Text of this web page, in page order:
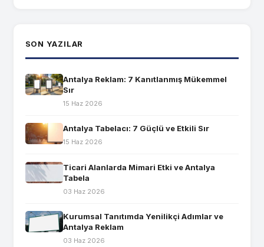
SON YAZILAR
Antalya Reklam: 7 Kanıtlanmış Mükemmel
Sır
15 Haz 2026
Antalya Tabelacı: 7 Güçlü ve Etkili Sır
15 Haz 2026
Ticari Alanlarda Mimari Etki ve Antalya
Tabela
03 Haz 2026
Kurumsal Tanıtımda Yenilikçi Adımlar ve
Antalya Reklam
03 Haz 2026